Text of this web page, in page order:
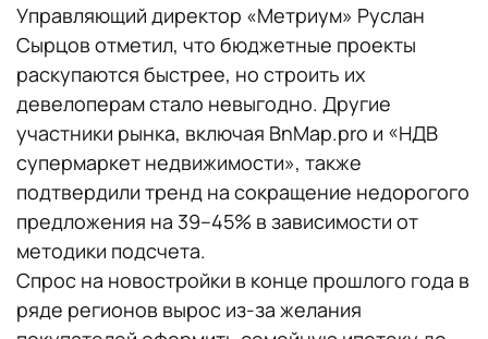
Управляющий директор «Метриум» Руслан
Сырцов отметил, что бюджетные проекты
раскупаются быстрее, но строить их
девелоперам стало невыгодно. Другие
участники рынка, включая BnMap.pro и «НДВ
супермаркет недвижимости», также
подтвердили тренд на сокращение недорогого
предложения на 39–45% в зависимости от
методики подсчета.
Спрос на новостройки в конце прошлого года в
ряде регионов вырос из-за желания